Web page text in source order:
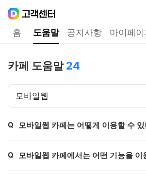
홈 도움말 공지사항 마이페이
카페 도움말 24
모바일웹
Q 모바일웹 카페는 어떻게 이용할 수
Q 모바일웹 카페에서는 어떤 기능을 이